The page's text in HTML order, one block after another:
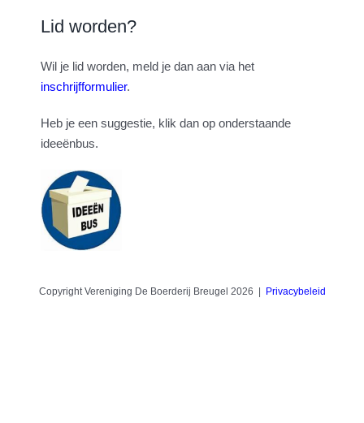
Lid worden?
Wil je lid worden, meld je dan aan via het
inschrijfformulier.
Heb je een suggestie, klik dan op onderstaande
ideeënbus.
Copyright Vereniging De Boerderij Breugel 2026 | Privacybeleid